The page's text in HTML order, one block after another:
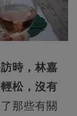
時，林嘉
松，沒有
那些有關